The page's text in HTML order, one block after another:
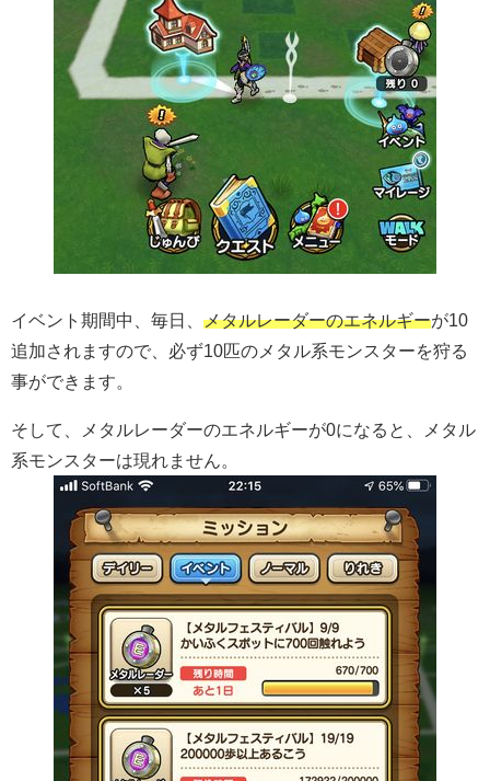
イベント期間中、毎日、 メタルレーダーのエネルギーが10
追加されますので、必ず10匹のメタル系モンスターを狩る
事ができます。
そして、メタルレーダーのエネルギーが0になると、メタル
系モンスターは現れません。